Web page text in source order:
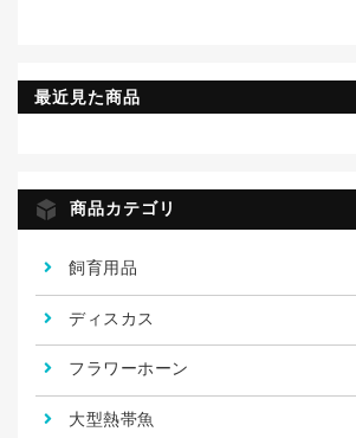
最近見た商品
商品カテゴリ
飼育用品
ディスカス
フラワーホーン
大型熱帯魚